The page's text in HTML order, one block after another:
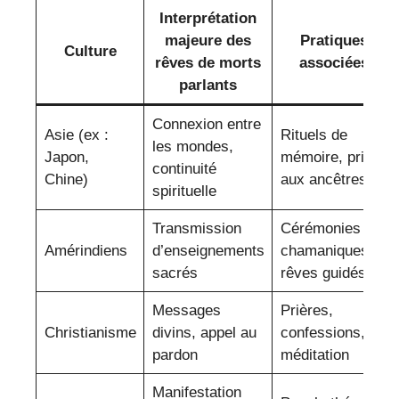
Culture
Interprétation
majeure des
rêves de morts
parlants
Pratiques
associées
Asie (ex :
Japon,
Chine)
Connexion entre
les mondes,
continuité
spirituelle
Rituels de
mémoire, prière
aux ancêtres
Amérindiens
Transmission
d’enseignements
sacrés
Cérémonies
chamaniques,
rêves guidés
Christianisme
Messages
divins, appel au
pardon
Prières,
confessions,
méditation
Manifestation